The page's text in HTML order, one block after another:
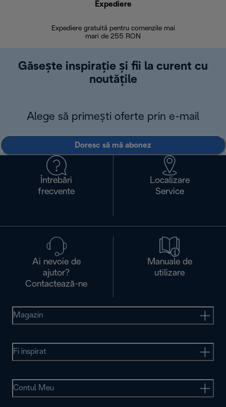
Expediere
Expediere gratuită pentru comenzile mai
mari de 255 RON
Găsește inspirație și fii la curent cu
noutățile
Alege să primești oferte prin e-mail
Doresc să mă abonez
Întrebări
frecvente
Localizare
Service
Ai nevoie de
ajutor?
Contactează-ne
Manuale de
utilizare
Magazin
Fi inspirat
Contul Meu